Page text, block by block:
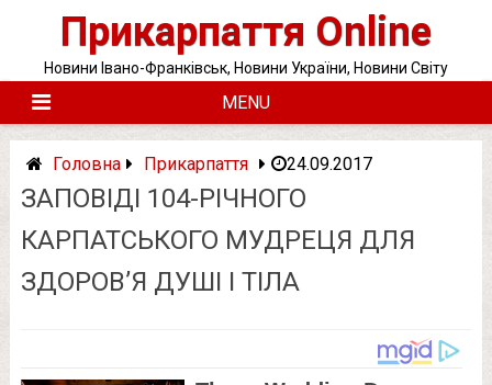
Прикарпаття Online
Новини Івано-Франківськ, Новини України, Новини Світу
MENU
Головна Прикарпаття 24.09.2017
ЗАПОВІДІ 104-РІЧНОГО
КАРПАТСЬКОГО МУДРЕЦЯ ДЛЯ
ЗДОРОВ’Я ДУШІ І ТІЛА